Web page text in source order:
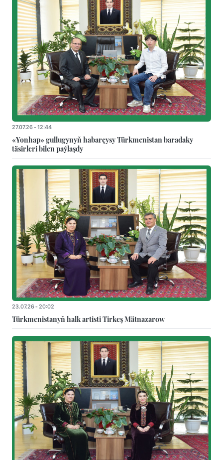
27.07.26 - 12:44
«Yonhap» gullugynyň habarçysy Türkmenistan baradaky
täsirleri bilen paýlaşdy
23.07.26 - 20:02
Türkmenistanyň halk artisti Tirkeş Mätnazarow